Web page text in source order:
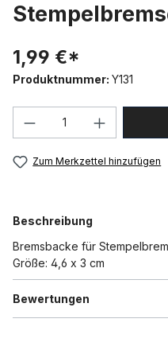
1,99 €*
Produktnummer: Y131
Produkt Anzahl:
Zum Merkzettel hinzufügen
Beschreibung
Bremsbacke für
Größe: 4,6 x 3 cm
Bewertungen